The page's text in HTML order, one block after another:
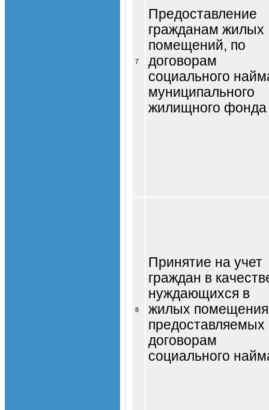
7
Предоставление
гражданам жилых
помещений, по
договорам
социального
муниципального
жилищного фонда
8
Принятие на учет
граждан в
нуждающихся в
жилых
предоставляемых
договорам
социального